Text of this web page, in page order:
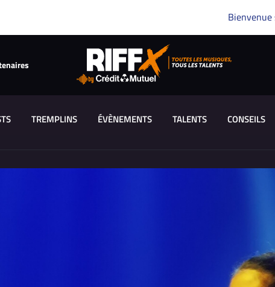
Bienvenue
TREMPLINS ÉVÈNEMENTS TALENTS CONSEILS